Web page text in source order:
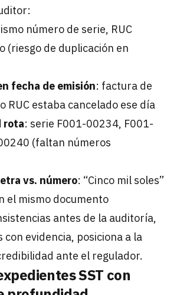
número de serie, RUC
(riesgo de duplicación en
fecha de emisión: factura de
RUC estaba cancelado ese día
rota: serie F001-00234, F001-
(faltan números
vs. número: “Cinco mil soles”
el mismo documento
antes de la auditoría,
con evidencia, posiciona a la
ante el regulador.
SST con